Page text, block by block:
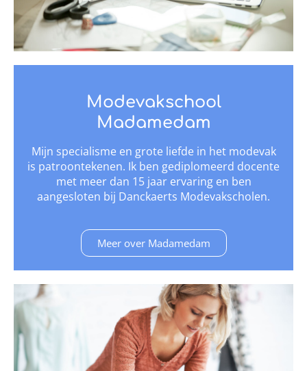
Modevakschool
Madamedam
Mijn specialisme en grote liefde in het modevak
is patroontekenen. Ik ben gediplomeerd docente
met meer dan 15 jaar ervaring en ben
aangesloten bij Danckaerts Modevakscholen.
Meer over Madamedam